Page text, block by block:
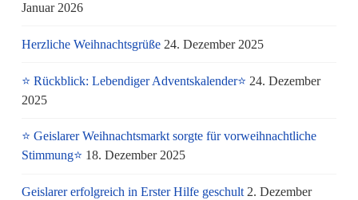
Januar 2026
Herzliche Weihnachtsgrüße 24. Dezember 2025
⭐ Rückblick: Lebendiger Adventskalender⭐ 24. Dezember
2025
⭐ Geislarer Weihnachtsmarkt sorgte für vorweihnachtliche
Stimmung⭐ 18. Dezember 2025
Geislarer erfolgreich in Erster Hilfe geschult 2. Dezember